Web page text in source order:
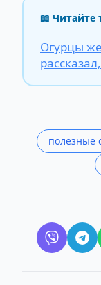
📖 Читайте
Огурцы
полезные